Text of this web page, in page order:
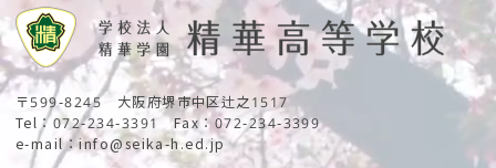
〒599-8245 大阪府堺市中区辻之1517
Tel：072-234-3391Fax：072-234-3399
e-mail：info@seika-h.ed.jp